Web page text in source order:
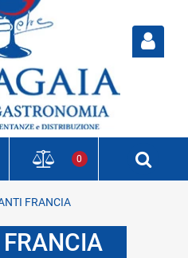
0
FRANCIA